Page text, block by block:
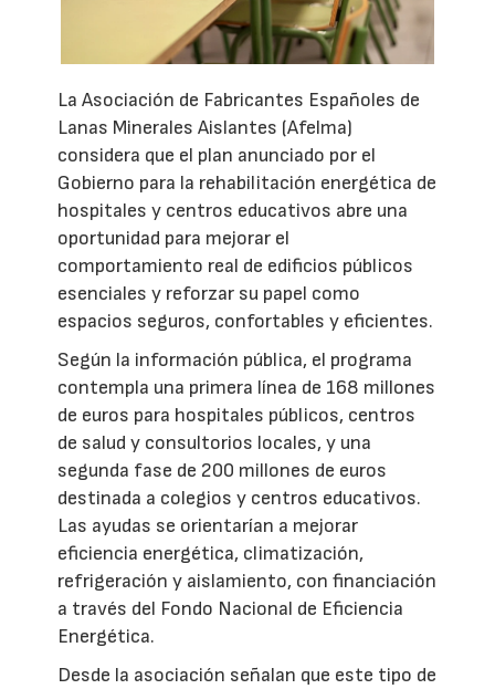
La Asociación de Fabricantes Españoles de
Lanas Minerales Aislantes (Afelma)
considera que el plan anunciado por el
Gobierno para la rehabilitación energética de
hospitales y centros educativos abre una
oportunidad para mejorar el
comportamiento real de edificios públicos
esenciales y reforzar su papel como
espacios seguros, confortables y eficientes.
Según la información pública, el programa
contempla una primera línea de 168 millones
de euros para hospitales públicos, centros
de salud y consultorios locales, y una
segunda fase de 200 millones de euros
destinada a colegios y centros educativos.
Las ayudas se orientarían a mejorar
eficiencia energética, climatización,
refrigeración y aislamiento, con financiación
a través del Fondo Nacional de Eficiencia
Energética.
Desde la asociación señalan que este tipo de